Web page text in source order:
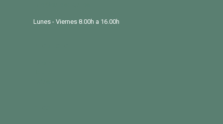
Lunes - Viernes 8.00h a 16.00h